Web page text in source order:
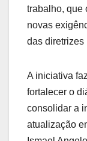
trabalho, que
novas
das diretrizes
A iniciativa
fortalecer o
consolidar a
atualização